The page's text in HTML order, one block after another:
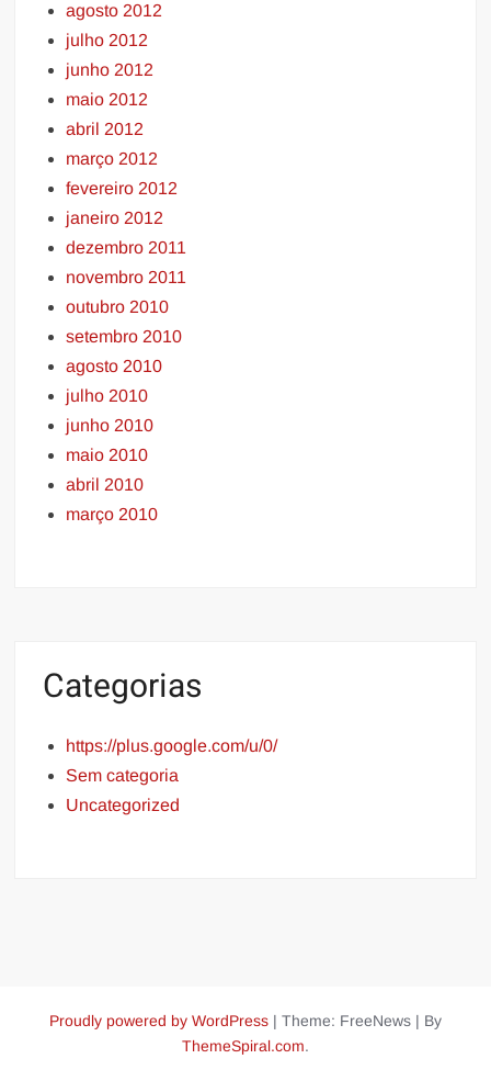
agosto 2012
julho 2012
junho 2012
maio 2012
abril 2012
março 2012
fevereiro 2012
janeiro 2012
dezembro 2011
novembro 2011
outubro 2010
setembro 2010
agosto 2010
julho 2010
junho 2010
maio 2010
abril 2010
março 2010
Categorias
https://plus.google.com/u/0/
Sem categoria
Uncategorized
Proudly powered by WordPress | Theme: FreeNews | By
ThemeSpiral.com.